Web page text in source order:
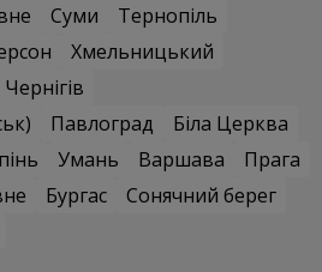
Суми
Тернопіль
Хмельницький
Чернігів
Павлоград
Біла Церква
Умань Варшава
Прага
Бургас
Сонячний берег